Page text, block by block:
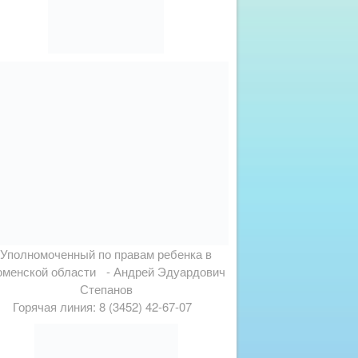
Уполномоченный по правам ребенка в
области - Андрей Эдуардович
Степанов
Горячая линия: 8 (3452) 42-67-07